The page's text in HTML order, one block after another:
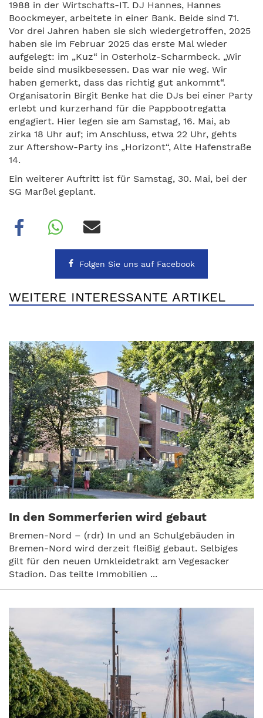
1988 in der Wirtschafts-IT. DJ Hannes, Hannes
Boockmeyer, arbeitete in einer Bank. Beide sind 71.
Vor drei Jahren haben sie sich wiedergetroffen, 2025
haben sie im Februar 2025 das erste Mal wieder
aufgelegt: im „Kuz“ in Osterholz-Scharmbeck. „Wir
beide sind musikbesessen. Das war nie weg. Wir
haben gemerkt, dass das richtig gut ankommt“.
Organisatorin Birgit Benke hat die DJs bei einer Party
erlebt und kurzerhand für die Pappbootregatta
engagiert. Hier legen sie am Samstag, 16. Mai, ab
zirka 18 Uhr auf; im Anschluss, etwa 22 Uhr, gehts
zur Aftershow-Party ins „Horizont“, Alte Hafenstraße
14.
Ein weiterer Auftritt ist für Samstag, 30. Mai, bei der
SG Marßel geplant.
Folgen Sie uns auf Facebook
WEITERE INTERESSANTE ARTIKEL
In den Sommerferien wird gebaut
Bremen-Nord – (rdr) In und an Schulgebäuden in
Bremen-Nord wird derzeit fleißig gebaut. Selbiges
gilt für den neuen Umkleidetrakt am Vegesacker
Stadion. Das teilte Immobilien ...